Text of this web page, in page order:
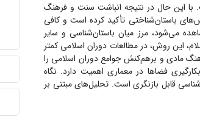
با این حال در نتیجه انباشت سنت و فرهنگ
باستان‌شناختی تأکید کرده است و کافی
می‌شود، مرز میان باستان‌شناسی و سایر
این روش، در مطالعات دوران اسلامی کمتر
مادی و برهم‌کنش جوامع دوران اسلامی را
فضاها در معماری اهمیت دارد. نگاه
قابل بازنگری است. تحلیل‌های مبتنی بر